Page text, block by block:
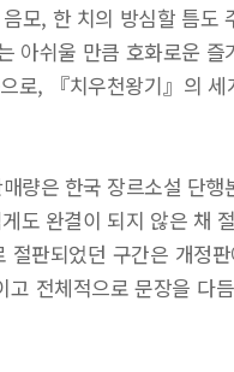
모, 한 치의 방심할 틈도
아쉬울 만큼 호화로운
로, 『치우천왕기』의
량은 한국 장르소설 단
도 완결이 되지 않은 채
판되었던 구간은 개정
전체적으로 문장을 다